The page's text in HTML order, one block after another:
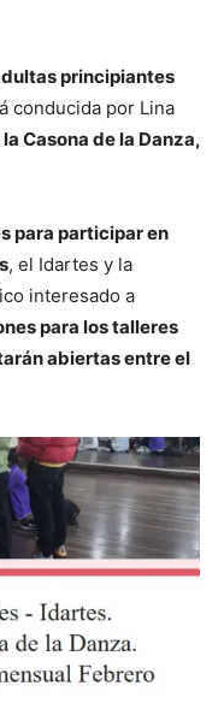
principiantes
conducida por Lina
Casona de la Danza,
para participar en
, el Idartes y la
interesado a
para los talleres
abiertas entre el